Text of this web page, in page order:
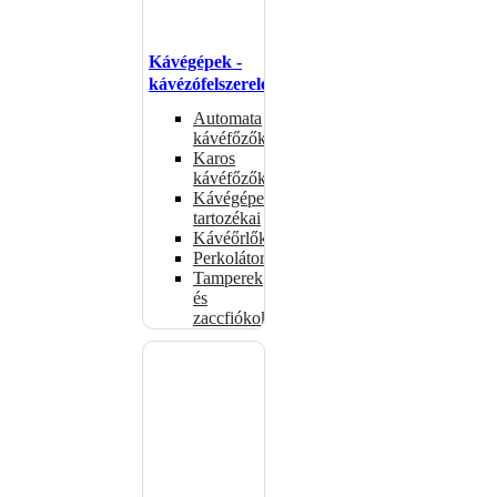
Kávégépek -
kávézófelszerelés
Automata
kávéfőzők
Karos
kávéfőzők
Kávégépek
tartozékai
Kávéőrlők
Perkolátorok
Tamperek
és
zaccfiókok